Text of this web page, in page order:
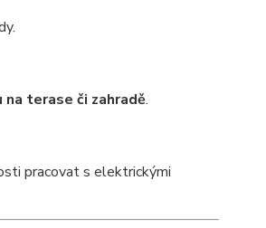
na terase či zahradě.
pracovat s elektrickými